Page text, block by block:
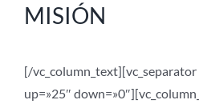
MISIÓN
[/
up=»25″